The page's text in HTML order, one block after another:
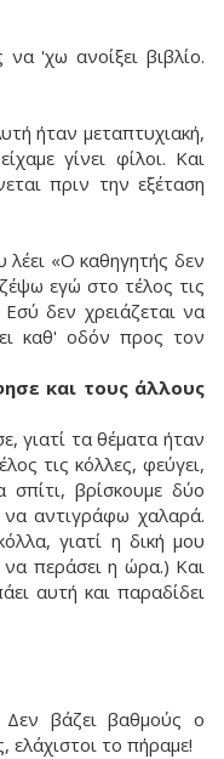
'χω ανοίξει βιβλίο.
ήταν μεταπτυχιακή,
γίνει φίλοι. Και
πριν την εξέταση
λέει «Ο καθηγητής δεν
εγώ στο τέλος τις
δεν χρειάζεται να
καθ' οδόν προς τον
και τους άλλους
γιατί τα θέματα ήταν
τις κόλλες, φεύγει,
βρίσκουμε δύο
να αντιγράφω χαλαρά.
γιατί η δική μου
να περάσει η ώρα.) Και
αυτή και παραδίδει
βάζει βαθμούς ο
ελάχιστοι το πήραμε!